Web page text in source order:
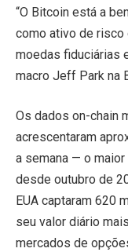
“O Bitcoin está a
como ativo de risco
moedas fiduciárias
macro Jeff Park na
Os dados on-chain
acrescentaram
a semana — o
desde outubro de
EUA captaram 620
seu valor diário
mercados de